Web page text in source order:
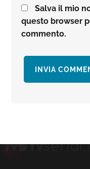
Salva il mio
questo browser
commento.